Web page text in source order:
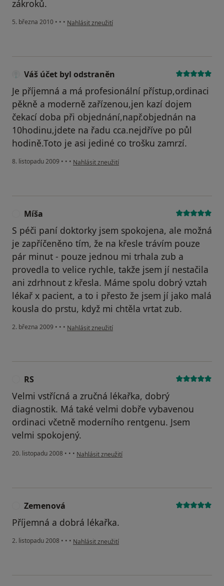
zákroků.
5. března 2010 • • • podle názoru uživatele Pacient
Nahlásit zneužití
Váš účet byl odstraněn
Je příjemná a má profesionální přístup,ordinaci
pěkně a moderně zařízenou,jen kazí dojem
čekací doba při objednání,např.objednán na
10hodinu,jdete na řadu cca.nejdříve po půl
hodině.Toto je asi jediné co trošku zamrzí.
8. listopadu 2009 • • • podle názoru uživatele Váš účet byl odstraněn
Nahlásit zneužití
Míša
S péči paní doktorky jsem spokojena, ale možná
je zapříčeněno tím, že na křesle trávím pouze
pár minut - pouze jednou mi trhala zub a
provedla to velice rychle, takže jsem jí nestačila
ani zdrhnout z křesla. Máme spolu dobrý vztah
lékař x pacient, a to i přesto že jsem jí jako malá
kousla do prstu, když mi chtěla vrtat zub.
2. března 2009 • • • podle názoru uživatele Míša
Nahlásit zneužití
RS
Velmi vstřícná a zručná lékařka, dobrý
diagnostik. Má také velmi dobře vybavenou
ordinaci včetně moderního rentgenu. Jsem
velmi spokojený.
20. listopadu 2008 • • • podle názoru uživatele RS
Nahlásit zneužití
Zemenová
Příjemná a dobrá lékařka.
2. listopadu 2008 • • • podle názoru uživatele Zemenová
Nahlásit zneužití